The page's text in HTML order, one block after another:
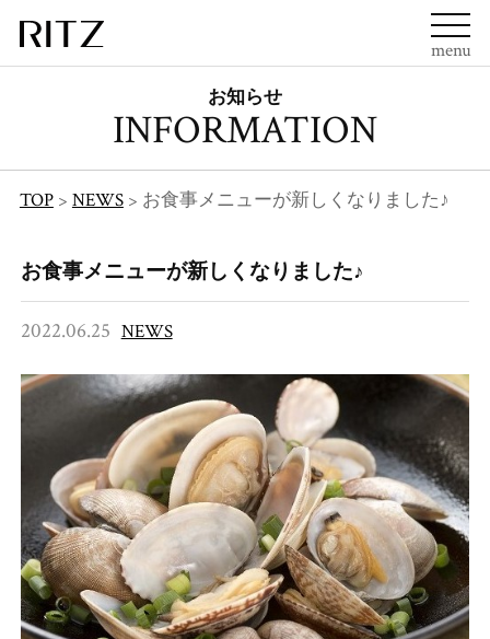
menu
お知らせ
INFORMATION
TOP> NEWS> お食事メニューが新しくなりました♪
お食事メニューが新しくなりました♪
2022.06.25 NEWS